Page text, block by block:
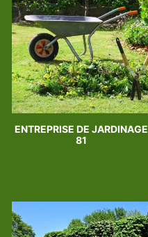
ENTREPRISE DE JARDINAGE
81